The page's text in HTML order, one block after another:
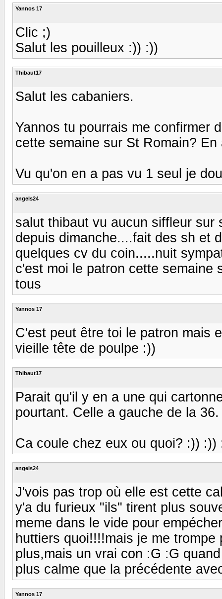
Yannos 17
Clic ;)
Salut les pouilleux :)) :))
Thibaut17
Salut les cabaniers.
Yannos tu pourrais me confirmer
cette semaine sur St Romain?
Vu qu'on en a pas vu 1 seul je
angels24
salut thibaut vu aucun siffleur sur
depuis dimanche....fait des sh et
quelques cv du coin.....nuit
c'est moi le patron cette semaine
tous
Yannos 17
C'est peut être toi le patron mais
vieille tête de poulpe :))
Thibaut17
Parait qu'il y en a une qui
pourtant. Celle a gauche de la
Ca coule chez eux ou quoi? :)) :))
angels24
J'vois pas trop où elle est cette
y'a du furieux "ils" tirent plus
meme dans le vide pour
huttiers quoi!!!!mais je me
plus,mais un vrai con :G :G
plus calme que la précédente
Yannos 17